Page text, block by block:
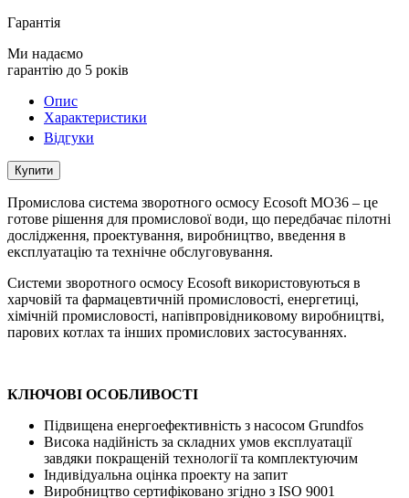
Гарантія
Ми надаємо
гарантію до 5 років
Опис
Характеристики
Відгуки
Купити
Промислова система зворотного осмосу Ecosoft MO36 – це
готове рішення для промислової води, що передбачає пілотні
дослідження, проектування, виробництво, введення в
експлуатацію та технічне обслуговування.
Системи зворотного осмосу Ecosoft використовуються в
харчовій та фармацевтичній промисловості, енергетиці,
хімічній промисловості, напівпровідниковому виробництві,
парових котлах та інших промислових застосуваннях.
КЛЮЧОВІ ОСОБЛИВОСТІ
Підвищена енергоефективність з насосом Grundfos
Висока надійність за складних умов експлуатації
завдяки покращеній технології та комплектуючим
Індивідуальна оцінка проекту на запит
Виробництво сертифіковано згідно з ISO 9001